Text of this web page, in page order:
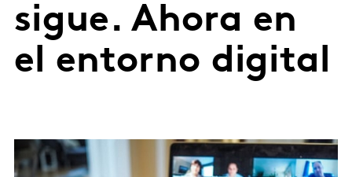
sigue. Ahora en
el entorno digital